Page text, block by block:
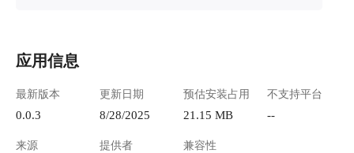
应用信息
最新版本
0.0.3
更新日期
8/28/2025
预估安装占用
21.15 MB
不支持平台
--
来源 提供者 兼容性